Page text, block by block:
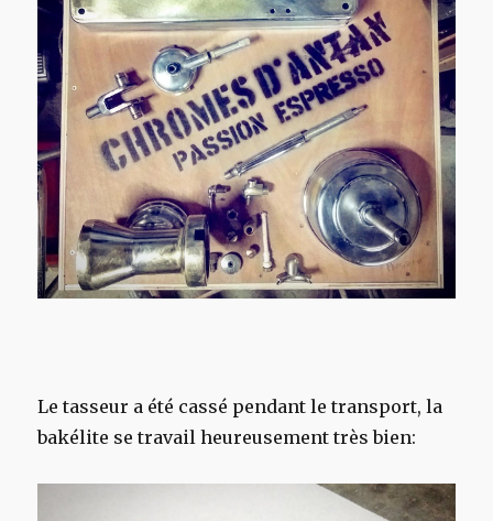
Le tasseur a été cassé pendant le transport, la
bakélite se travail heureusement très bien: